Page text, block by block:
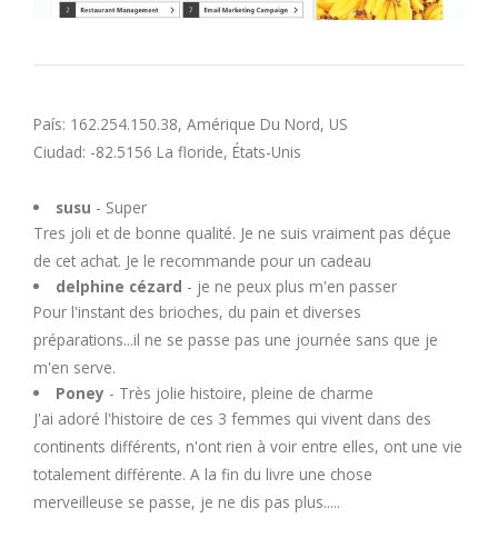
T
V
W
X
Y
Z
País: 162.254.150.38, Amérique Du Nord, US
Ciudad: -82.5156 La floride, États-Unis
susu - Super
Tres joli et de bonne qualité. Je ne suis vraiment pas déçue
de cet achat. Je le recommande pour un cadeau
delphine cézard - je ne peux plus m'en passer
Pour l'instant des brioches, du pain et diverses
préparations...il ne se passe pas une journée sans que je
m'en serve.
Poney - Très jolie histoire, pleine de charme
J'ai adoré l'histoire de ces 3 femmes qui vivent dans des
continents différents, n'ont rien à voir entre elles, ont une vie
totalement différente. A la fin du livre une chose
merveilleuse se passe, je ne dis pas plus.....